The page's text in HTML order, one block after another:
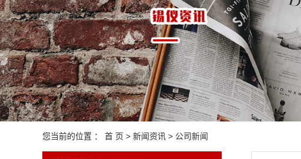
您当前的位置 ： 首 页 > 新闻资讯 > 公司新闻